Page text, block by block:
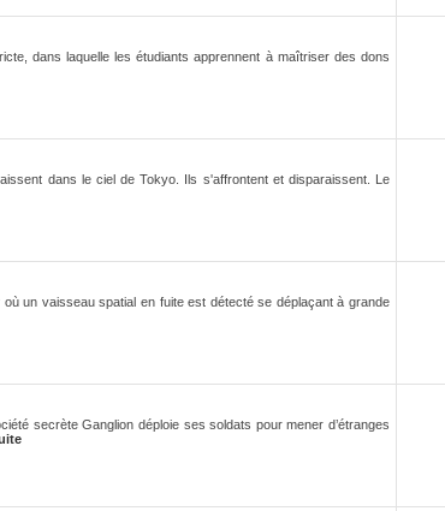
dans laquelle les étudiants apprennent à maîtriser des dons
dans le ciel de Tokyo. Ils s'affrontent et disparaissent. Le
un vaisseau spatial en fuite est détecté se déplaçant à grande
secrète Ganglion déploie ses soldats pour mener d’étranges